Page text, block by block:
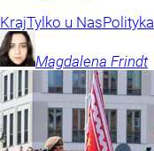
KrajTylko u NasPolityka
Magdalena Frindt